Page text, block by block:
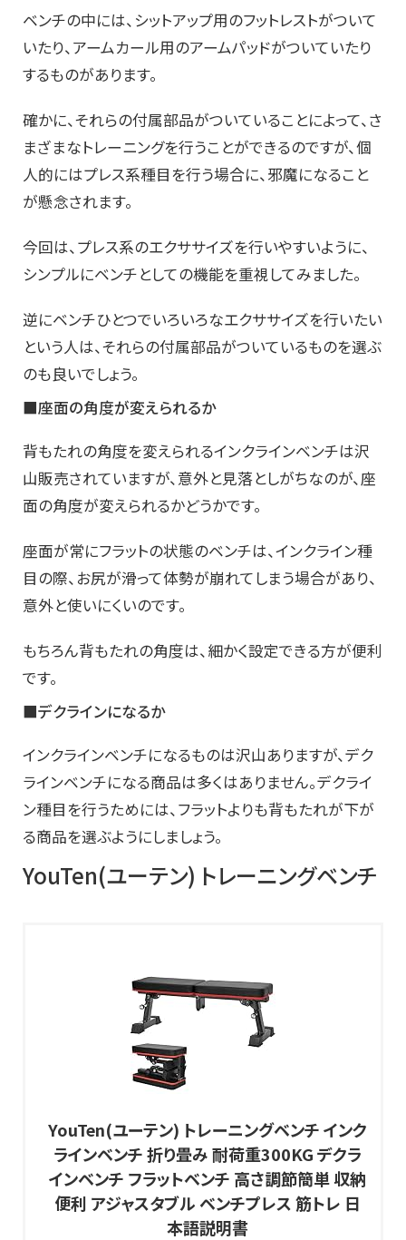
ベンチの中には、シットアップ用のフットレストがついて
いたり、アームカール用のアームパッドがついていたり
するものがあります。
確かに、それらの付属部品がついていることによって、さ
まざまなトレーニングを行うことができるのですが、個
人的にはプレス系種目を行う場合に、邪魔になること
が懸念されます。
今回は、プレス系のエクササイズを行いやすいように、
シンプルにベンチとしての機能を重視してみました。
逆にベンチひとつでいろいろなエクササイズを行いたい
という人は、それらの付属部品がついているものを選ぶ
のも良いでしょう。
■座面の角度が変えられるか
背もたれの角度を変えられるインクラインベンチは沢
山販売されていますが、意外と見落としがちなのが、座
面の角度が変えられるかどうかです。
座面が常にフラットの状態のベンチは、インクライン種
目の際、お尻が滑って体勢が崩れてしまう場合があり、
意外と使いにくいのです。
もちろん背もたれの角度は、細かく設定できる方が便利
です。
■デクラインになるか
インクラインベンチになるものは沢山ありますが、デク
ラインベンチになる商品は多くはありません。デクライ
ン種目を行うためには、フラットよりも背もたれが下が
る商品を選ぶようにしましょう。
YouTen(ユーテン) トレーニングベンチ
YouTen(ユーテン) トレーニングベンチ インク
ラインベンチ 折り畳み 耐荷重300KG デクラ
インベンチ フラットベンチ 高さ調節簡単 収納
便利 アジャスタブル ベンチプレス 筋トレ 日
本語説明書